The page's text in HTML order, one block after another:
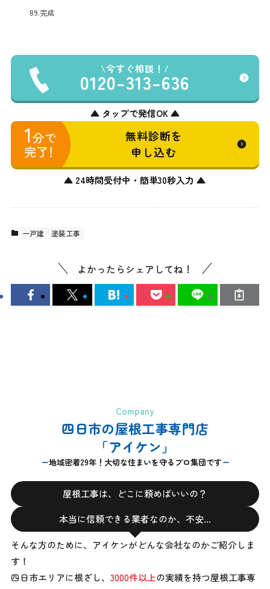
89.完成
今すぐ相談！
0120-313-636
▲ タップで発信OK ▲
無料診断を
申し込む
▲ 24時間受付中・簡単30秒入力 ▲
一戸建 塗装工事
よかったらシェアしてね！
Company
四日市の屋根工事専門店
「アイケン」
地域密着29年！大切な住まいを守るプロ集団です
屋根工事は、どこに頼めばいいの？
本当に信頼できる業者なのか、不安…
そんな方のために、アイケンがどんな会社なのかご紹介しま
す！
四日市エリアに根ざし、 3000件以上の実績を持つ屋根工事専